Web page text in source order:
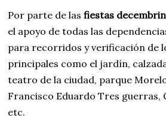
Por parte de las fiestas
el apoyo de todas las
para recorridos y verificación de
principales como el jardín,
teatro de la ciudad, parque
Francisco Eduardo Tres guerras,
etc.